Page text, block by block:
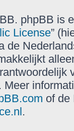
phpBB is
License”
de
of de
.